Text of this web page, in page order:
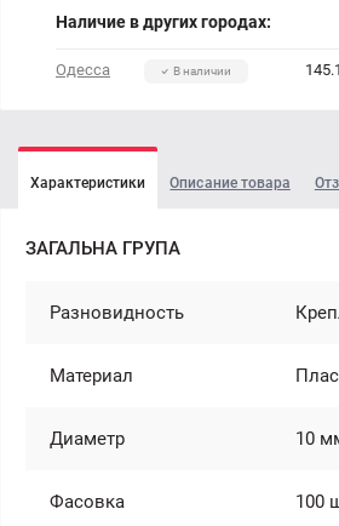
Наличие в других городах:
Одесса В наличии
Характеристики Описание товара
ЗАГАЛЬНА ГРУПА
Разновидность
Материал
Диаметр 10
Фасовка 100